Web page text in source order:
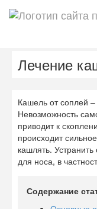
Лечение
Кашель от соплей –
Невозможность
приводит к
происходит
кашлять.
для носа, в
Содержание